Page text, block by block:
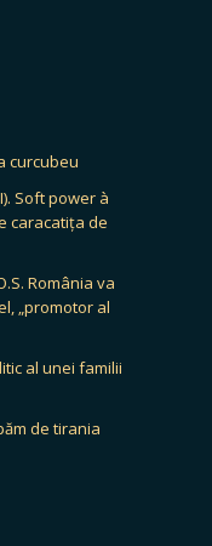
curcubeu
Soft power à
caracatița de
România va
„promotor al
al unei familii
de tirania